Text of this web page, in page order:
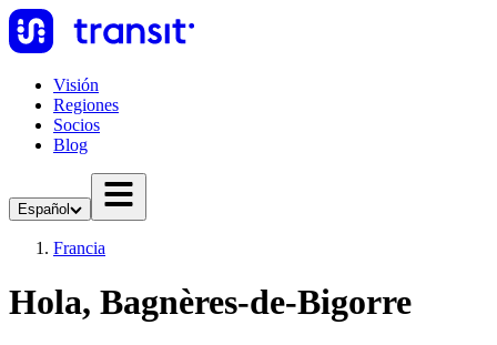
Visión
Regiones
Socios
Blog
Español
Francia
Hola, Bagnères-de-Bigorre